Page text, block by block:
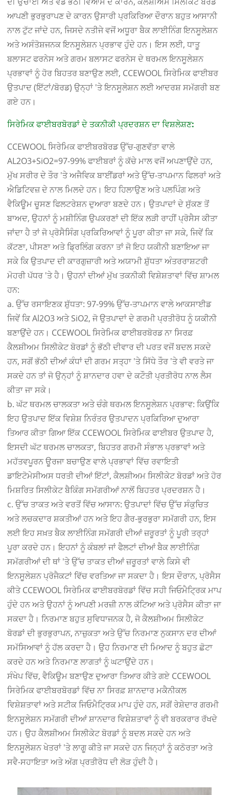
ਆਪਣੀ ਭੁਰਭੁਰਾਪਣ ਦੇ ਕਾਰਨ ਉਸਾਰੀ ਪ੍ਰਕਿਰਿਆ ਦੌਰਾਨ ਬਹੁਤ ਆਸਾਨੀ
ਨਾਲ ਟੁੱਟ ਜਾਂਦੇ ਹਨ, ਜਿਸਦੇ ਨਤੀਜੇ ਵਜੋਂ ਅਧੂਰਾ ਬੈਕ ਲਾਈਨਿੰਗ ਇਨਸੂਲੇਸ਼ਨ
ਅਤੇ ਅਸੰਤੋਸ਼ਜਨਕ ਇਨਸੂਲੇਸ਼ਨ ਪ੍ਰਭਾਵ ਹੁੰਦੇ ਹਨ। ਇਸ ਲਈ, ਧਾਤੂ
ਬਲਾਸਟ ਫਰਨੇਸ ਅਤੇ ਗਰਮ ਬਲਾਸਟ ਫਰਨੇਸ ਦੇ ਥਰਮਲ ਇਨਸੂਲੇਸ਼ਨ
ਪ੍ਰਭਾਵਾਂ ਨੂੰ ਹੋਰ ਬਿਹਤਰ ਬਣਾਉਣ ਲਈ, CCEWOOL ਸਿਰੇਮਿਕ ਫਾਈਬਰ
ਉਤਪਾਦ (ਇੱਟਾਂ/ਬੋਰਡ) ਉਨ੍ਹਾਂ 'ਤੇ ਇਨਸੂਲੇਸ਼ਨ ਲਈ ਆਦਰਸ਼ ਸਮੱਗਰੀ ਬਣ
ਗਏ ਹਨ।
ਸਿਰੇਮਿਕ ਫਾਈਬਰਬੋਰਡਾਂ ਦੇ ਤਕਨੀਕੀ ਪ੍ਰਦਰਸ਼ਨ ਦਾ ਵਿਸ਼ਲੇਸ਼ਣ:
CCEWOOL ਸਿਰੇਮਿਕ ਫਾਈਬਰਬੋਰਡ ਉੱਚ-ਗੁਣਵੱਤਾ ਵਾਲੇ
AL2O3+SiO2=97-99% ਫਾਈਬਰਾਂ ਨੂੰ ਕੱਚੇ ਮਾਲ ਵਜੋਂ ਅਪਣਾਉਂਦੇ ਹਨ,
ਮੁੱਖ ਸਰੀਰ ਦੇ ਤੌਰ 'ਤੇ ਅਜੈਵਿਕ ਬਾਈਂਡਰਾਂ ਅਤੇ ਉੱਚ-ਤਾਪਮਾਨ ਫਿਲਰਾਂ ਅਤੇ
ਐਡਿਟਿਵਜ਼ ਦੇ ਨਾਲ ਮਿਲਦੇ ਹਨ। ਇਹ ਹਿਲਾਉਣ ਅਤੇ ਪਲਪਿੰਗ ਅਤੇ
ਵੈਕਿਊਮ ਚੂਸਣ ਫਿਲਟਰੇਸ਼ਨ ਦੁਆਰਾ ਬਣਦੇ ਹਨ। ਉਤਪਾਦਾਂ ਦੇ ਸੁੱਕਣ ਤੋਂ
ਬਾਅਦ, ਉਹਨਾਂ ਨੂੰ ਮਸ਼ੀਨਿੰਗ ਉਪਕਰਣਾਂ ਦੀ ਇੱਕ ਲੜੀ ਰਾਹੀਂ ਪ੍ਰੋਸੈਸ ਕੀਤਾ
ਜਾਂਦਾ ਹੈ ਤਾਂ ਜੋ ਪ੍ਰੋਸੈਸਿੰਗ ਪ੍ਰਕਿਰਿਆਵਾਂ ਨੂੰ ਪੂਰਾ ਕੀਤਾ ਜਾ ਸਕੇ, ਜਿਵੇਂ ਕਿ
ਕੱਟਣਾ, ਪੀਸਣਾ ਅਤੇ ਡ੍ਰਿਲਿੰਗ ਕਰਨਾ ਤਾਂ ਜੋ ਇਹ ਯਕੀਨੀ ਬਣਾਇਆ ਜਾ
ਸਕੇ ਕਿ ਉਤਪਾਦ ਦੀ ਕਾਰਗੁਜ਼ਾਰੀ ਅਤੇ ਅਯਾਮੀ ਸ਼ੁੱਧਤਾ ਅੰਤਰਰਾਸ਼ਟਰੀ
ਮੋਹਰੀ ਪੱਧਰ 'ਤੇ ਹੈ। ਉਹਨਾਂ ਦੀਆਂ ਮੁੱਖ ਤਕਨੀਕੀ ਵਿਸ਼ੇਸ਼ਤਾਵਾਂ ਵਿੱਚ ਸ਼ਾਮਲ
ਹਨ:
a. ਉੱਚ ਰਸਾਇਣਕ ਸ਼ੁੱਧਤਾ: 97-99% ਉੱਚ-ਤਾਪਮਾਨ ਵਾਲੇ ਆਕਸਾਈਡ
ਜਿਵੇਂ ਕਿ Al2O3 ਅਤੇ SiO2, ਜੋ ਉਤਪਾਦਾਂ ਦੇ ਗਰਮੀ ਪ੍ਰਤੀਰੋਧ ਨੂੰ ਯਕੀਨੀ
ਬਣਾਉਂਦੇ ਹਨ। CCEWOOL ਸਿਰੇਮਿਕ ਫਾਈਬਰਬੋਰਡ ਨਾ ਸਿਰਫ਼
ਕੈਲਸ਼ੀਅਮ ਸਿਲੀਕੇਟ ਬੋਰਡਾਂ ਨੂੰ ਭੱਠੀ ਦੀਵਾਰ ਦੀ ਪਰਤ ਵਜੋਂ ਬਦਲ ਸਕਦੇ
ਹਨ, ਸਗੋਂ ਭੱਠੀ ਦੀਆਂ ਕੰਧਾਂ ਦੀ ਗਰਮ ਸਤ੍ਹਾ 'ਤੇ ਸਿੱਧੇ ਤੌਰ 'ਤੇ ਵੀ ਵਰਤੇ ਜਾ
ਸਕਦੇ ਹਨ ਤਾਂ ਜੋ ਉਨ੍ਹਾਂ ਨੂੰ ਸ਼ਾਨਦਾਰ ਹਵਾ ਦੇ ਕਟੌਤੀ ਪ੍ਰਤੀਰੋਧ ਨਾਲ ਲੈਸ
ਕੀਤਾ ਜਾ ਸਕੇ।
b. ਘੱਟ ਥਰਮਲ ਚਾਲਕਤਾ ਅਤੇ ਚੰਗੇ ਥਰਮਲ ਇਨਸੂਲੇਸ਼ਨ ਪ੍ਰਭਾਵ: ਕਿਉਂਕਿ
ਇਹ ਉਤਪਾਦ ਇੱਕ ਵਿਸ਼ੇਸ਼ ਨਿਰੰਤਰ ਉਤਪਾਦਨ ਪ੍ਰਕਿਰਿਆ ਦੁਆਰਾ
ਤਿਆਰ ਕੀਤਾ ਗਿਆ ਇੱਕ CCEWOOL ਸਿਰੇਮਿਕ ਫਾਈਬਰ ਉਤਪਾਦ ਹੈ,
ਇਸਦੀ ਘੱਟ ਥਰਮਲ ਚਾਲਕਤਾ, ਬਿਹਤਰ ਗਰਮੀ ਸੰਭਾਲ ਪ੍ਰਭਾਵਾਂ ਅਤੇ
ਮਹੱਤਵਪੂਰਨ ਊਰਜਾ ਬਚਾਉਣ ਵਾਲੇ ਪ੍ਰਭਾਵਾਂ ਵਿੱਚ ਰਵਾਇਤੀ
ਡਾਇਟੋਮੇਸੀਅਸ ਧਰਤੀ ਦੀਆਂ ਇੱਟਾਂ, ਕੈਲਸ਼ੀਅਮ ਸਿਲੀਕੇਟ ਬੋਰਡਾਂ ਅਤੇ ਹੋਰ
ਮਿਸ਼ਰਿਤ ਸਿਲੀਕੇਟ ਬੈਕਿੰਗ ਸਮੱਗਰੀਆਂ ਨਾਲੋਂ ਬਿਹਤਰ ਪ੍ਰਦਰਸ਼ਨ ਹੈ।
c. ਉੱਚ ਤਾਕਤ ਅਤੇ ਵਰਤੋਂ ਵਿੱਚ ਆਸਾਨ: ਉਤਪਾਦਾਂ ਵਿੱਚ ਉੱਚ ਸੰਕੁਚਿਤ
ਅਤੇ ਲਚਕਦਾਰ ਸ਼ਕਤੀਆਂ ਹਨ ਅਤੇ ਇਹ ਗੈਰ-ਭੁਰਭੁਰਾ ਸਮੱਗਰੀ ਹਨ, ਇਸ
ਲਈ ਇਹ ਸਖ਼ਤ ਬੈਕ ਲਾਈਨਿੰਗ ਸਮੱਗਰੀ ਦੀਆਂ ਜ਼ਰੂਰਤਾਂ ਨੂੰ ਪੂਰੀ ਤਰ੍ਹਾਂ
ਪੂਰਾ ਕਰਦੇ ਹਨ। ਇਹਨਾਂ ਨੂੰ ਕੰਬਲਾਂ ਜਾਂ ਫੈਲਟਾਂ ਦੀਆਂ ਬੈਕ ਲਾਈਨਿੰਗ
ਸਮੱਗਰੀਆਂ ਦੀ ਥਾਂ 'ਤੇ ਉੱਚ ਤਾਕਤ ਦੀਆਂ ਜ਼ਰੂਰਤਾਂ ਵਾਲੇ ਕਿਸੇ ਵੀ
ਇਨਸੂਲੇਸ਼ਨ ਪ੍ਰੋਜੈਕਟਾਂ ਵਿੱਚ ਵਰਤਿਆ ਜਾ ਸਕਦਾ ਹੈ। ਇਸ ਦੌਰਾਨ, ਪ੍ਰੋਸੈਸ
ਕੀਤੇ CCEWOOL ਸਿਰੇਮਿਕ ਫਾਈਬਰਬੋਰਡਾਂ ਵਿੱਚ ਸਹੀ ਜਿਓਮੈਟ੍ਰਿਕ ਮਾਪ
ਹੁੰਦੇ ਹਨ ਅਤੇ ਉਹਨਾਂ ਨੂੰ ਆਪਣੀ ਮਰਜ਼ੀ ਨਾਲ ਕੱਟਿਆ ਅਤੇ ਪ੍ਰੋਸੈਸ ਕੀਤਾ ਜਾ
ਸਕਦਾ ਹੈ। ਨਿਰਮਾਣ ਬਹੁਤ ਸੁਵਿਧਾਜਨਕ ਹੈ, ਜੋ ਕੈਲਸ਼ੀਅਮ ਸਿਲੀਕੇਟ
ਬੋਰਡਾਂ ਦੀ ਭੁਰਭੁਰਾਪਨ, ਨਾਜ਼ੁਕਤਾ ਅਤੇ ਉੱਚ ਨਿਰਮਾਣ ਨੁਕਸਾਨ ਦਰ ਦੀਆਂ
ਸਮੱਸਿਆਵਾਂ ਨੂੰ ਹੱਲ ਕਰਦਾ ਹੈ। ਉਹ ਨਿਰਮਾਣ ਦੀ ਮਿਆਦ ਨੂੰ ਬਹੁਤ ਛੋਟਾ
ਕਰਦੇ ਹਨ ਅਤੇ ਨਿਰਮਾਣ ਲਾਗਤਾਂ ਨੂੰ ਘਟਾਉਂਦੇ ਹਨ।
ਸੰਖੇਪ ਵਿੱਚ, ਵੈਕਿਊਮ ਬਣਾਉਣ ਦੁਆਰਾ ਤਿਆਰ ਕੀਤੇ ਗਏ CCEWOOL
ਸਿਰੇਮਿਕ ਫਾਈਬਰਬੋਰਡਾਂ ਵਿੱਚ ਨਾ ਸਿਰਫ਼ ਸ਼ਾਨਦਾਰ ਮਕੈਨੀਕਲ
ਵਿਸ਼ੇਸ਼ਤਾਵਾਂ ਅਤੇ ਸਟੀਕ ਜਿਓਮੈਟ੍ਰਿਕ ਮਾਪ ਹੁੰਦੇ ਹਨ, ਸਗੋਂ ਰੇਸ਼ੇਦਾਰ ਗਰਮੀ
ਇਨਸੂਲੇਸ਼ਨ ਸਮੱਗਰੀ ਦੀਆਂ ਸ਼ਾਨਦਾਰ ਵਿਸ਼ੇਸ਼ਤਾਵਾਂ ਨੂੰ ਵੀ ਬਰਕਰਾਰ ਰੱਖਦੇ
ਹਨ। ਉਹ ਕੈਲਸ਼ੀਅਮ ਸਿਲੀਕੇਟ ਬੋਰਡਾਂ ਨੂੰ ਬਦਲ ਸਕਦੇ ਹਨ ਅਤੇ
ਇਨਸੂਲੇਸ਼ਨ ਖੇਤਰਾਂ 'ਤੇ ਲਾਗੂ ਕੀਤੇ ਜਾ ਸਕਦੇ ਹਨ ਜਿਨ੍ਹਾਂ ਨੂੰ ਕਠੋਰਤਾ ਅਤੇ
ਸਵੈ-ਸਹਾਇਤਾ ਅਤੇ ਅੱਗ ਪ੍ਰਤੀਰੋਧ ਦੀ ਲੋੜ ਹੁੰਦੀ ਹੈ।